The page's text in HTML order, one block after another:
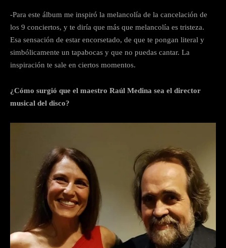
-Para este álbum me inspiró la melancolía de la cancelación de
los 9 conciertos, y te diría que más que melancolía es tristeza.
Esa sensación de estar encorsetado, de que te pongan literal y
simbólicamente un tapabocas y que no puedas cantar. La
inspiración te sale en ciertos momentos.
¿Cómo surgió que el maestro Raúl Medina sea el director
musical del disco?